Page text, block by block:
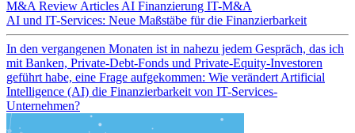
M&A Review Articles AI Finanzierung IT-M&A
AI und IT-Services: Neue Maßstäbe für die Finanzierbarkeit
In den vergangenen Monaten ist in nahezu jedem Gespräch, das ich
mit Banken, Private-Debt-Fonds und Private-Equity-Investoren
geführt habe, eine Frage aufgekommen: Wie verändert Artificial
Intelligence (AI) die Finanzierbarkeit von IT-Services-
Unternehmen?